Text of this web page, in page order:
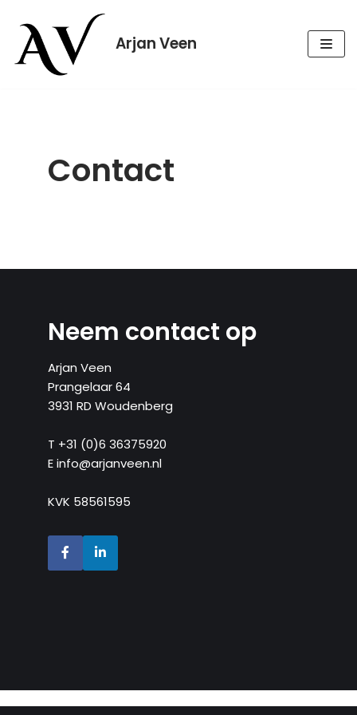
naar
de
inhoud
Arjan Veen
Contact
Neem contact op
Arjan Veen
Prangelaar 64
3931 RD Woudenberg
T +31 (0)6 36375920
E info@arjanveen.nl
KVK 58561595